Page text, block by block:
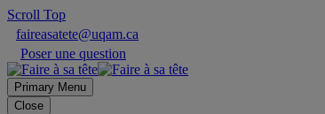
Scroll Top
faireasatete@uqam.ca
Poser une question
Primary Menu
Close